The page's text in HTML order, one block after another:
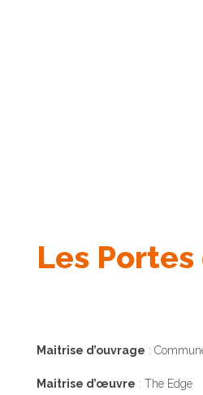
Les Portes
Maitrise d’ouvrage :
Maitrise d’œuvre : The Edge